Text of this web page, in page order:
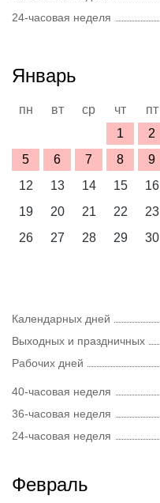
24-часовая неделя
Январь
пн вт ср чт пт
1
2
5
6 7 8 9
12
13 14 15 16
19
20 21 22 23
26
27 28 29 30
Календарных дней
Выходных и праздничных
Рабочих дней
40-часовая неделя
36-часовая неделя
24-часовая неделя
Февраль